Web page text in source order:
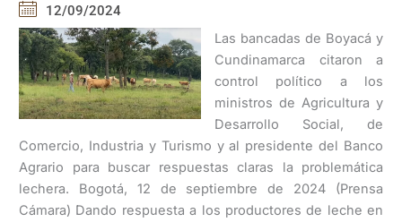
12/09/2024
Las bancadas de Boyacá y
Cundinamarca citaron a
control político a los
ministros de Agricultura y
Desarrollo Social, de
Comercio, Industria y Turismo y al presidente del Banco
Agrario para buscar respuestas claras la problemática
lechera. Bogotá, 12 de septiembre de 2024 (Prensa
Cámara) Dando respuesta a los productores de leche en